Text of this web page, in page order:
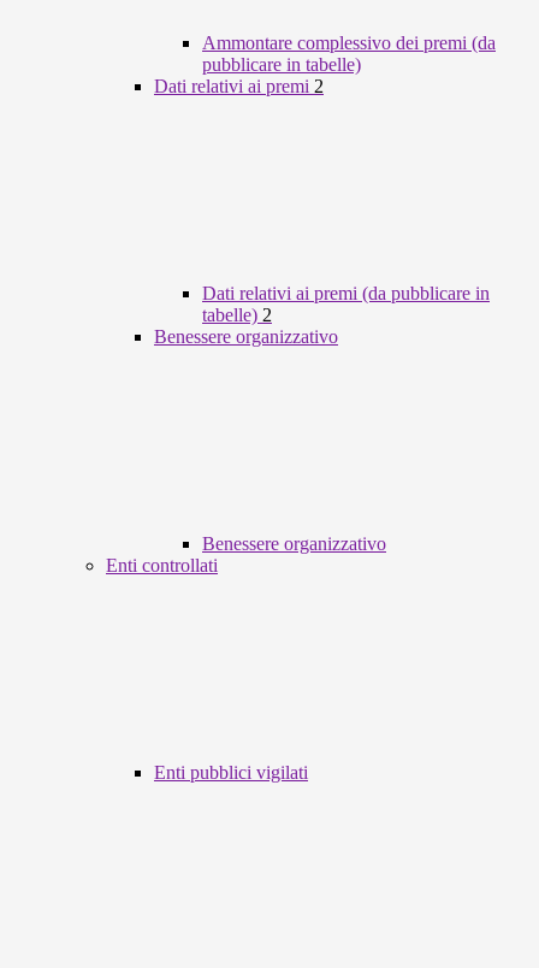
Ammontare complessivo dei premi (da
pubblicare in tabelle)
Dati relativi ai premi 2
Dati relativi ai premi (da pubblicare in
tabelle) 2
Benessere organizzativo
Benessere organizzativo
Enti controllati
Enti pubblici vigilati